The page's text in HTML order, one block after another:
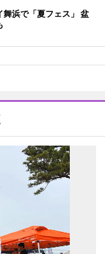
舞浜で「夏フェス」 盆